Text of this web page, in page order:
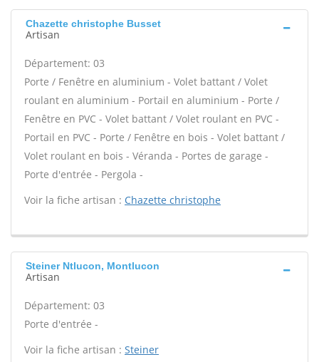
Chazette christophe Busset
Artisan
Département: 03
Porte / Fenêtre en aluminium - Volet battant / Volet
roulant en aluminium - Portail en aluminium - Porte /
Fenêtre en PVC - Volet battant / Volet roulant en PVC -
Portail en PVC - Porte / Fenêtre en bois - Volet battant /
Volet roulant en bois - Véranda - Portes de garage -
Porte d'entrée - Pergola -
Voir la fiche artisan : Chazette christophe
Steiner Ntlucon, Montlucon
Artisan
Département: 03
Porte d'entrée -
Voir la fiche artisan : Steiner